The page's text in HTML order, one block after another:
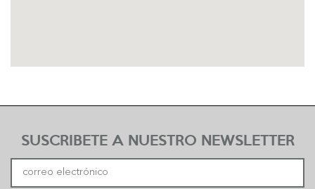
SUSCRIBETE A NUESTRO NEWSLETTER